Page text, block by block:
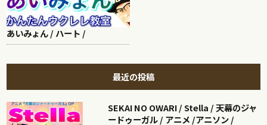
あいみょん / ハート /
最近の投稿
SEKAI NO OWARI / Stella / 天幕のジャ
ードゥーガル / アニメ /アニソン /